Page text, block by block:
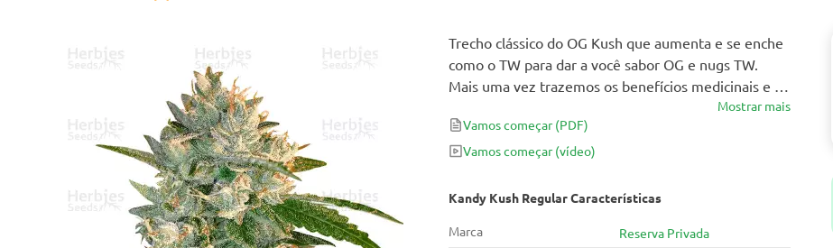
Kandy Kush Regular Características
Marca
Reserva Privada
Trecho clássico do OG Kush que aumenta e se enche
como o TW para dar a você sabor OG e nugs TW.
Mais uma vez trazemos os benefícios medicinais e o
ótimo sabor do OG Kush e cruzamos com o clássico
Cali. Linhagem Train Wreck - conhecida por seus bons
rendimentos comerciais, geada e aromas de limão.
Mostrar mais
Vamos começar (PDF)
Vamos começar(vídeo)